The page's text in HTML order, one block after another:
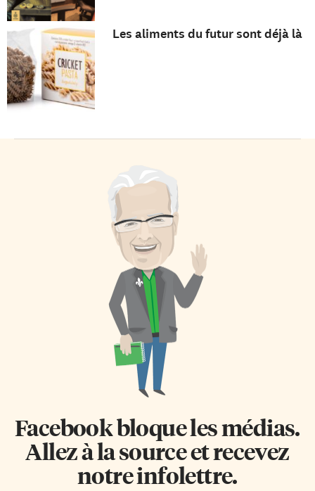
Les aliments du futur sont déjà là
Facebook bloque les médias.
Allez à la source et recevez
notre infolettre.